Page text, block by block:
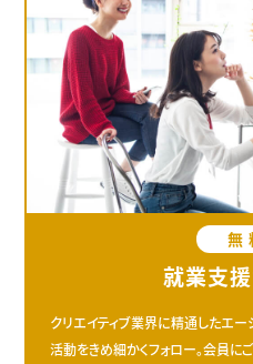
無
就業支
クリエイティブ業界に精通したエ
活動をきめ細かくフォロー。会員に